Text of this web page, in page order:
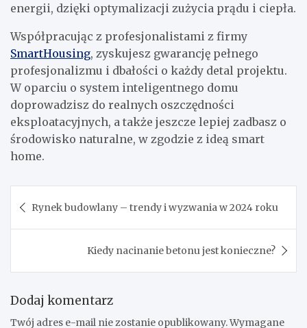
energii, dzięki optymalizacji zużycia prądu i ciepła.
Współpracując z profesjonalistami z firmy
SmartHousing, zyskujesz gwarancję pełnego
profesjonalizmu i dbałości o każdy detal projektu.
W oparciu o system inteligentnego domu
doprowadzisz do realnych oszczędności
eksploatacyjnych, a także jeszcze lepiej zadbasz o
środowisko naturalne, w zgodzie z ideą smart
home.
wpisu
Rynek budowlany – trendy i wyzwania w 2024 roku
Kiedy nacinanie betonu jest konieczne?
Dodaj komentarz
Twój adres e-mail nie zostanie opublikowany.Wymagane